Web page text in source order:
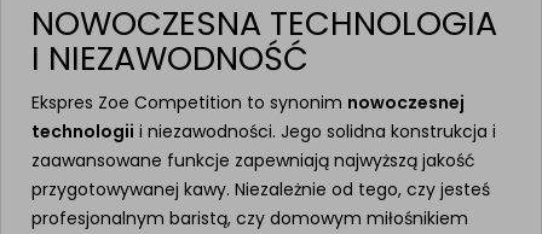
NOWOCZESNA TECHNOLOGIA
I NIEZAWODNOŚĆ
Ekspres Zoe Competition to synonim nowoczesnej
technologii i niezawodności. Jego solidna konstrukcja i
zaawansowane funkcje zapewniają najwyższą jakość
przygotowywanej kawy. Niezależnie od tego, czy jesteś
profesjonalnym baristą, czy domowym miłośnikiem